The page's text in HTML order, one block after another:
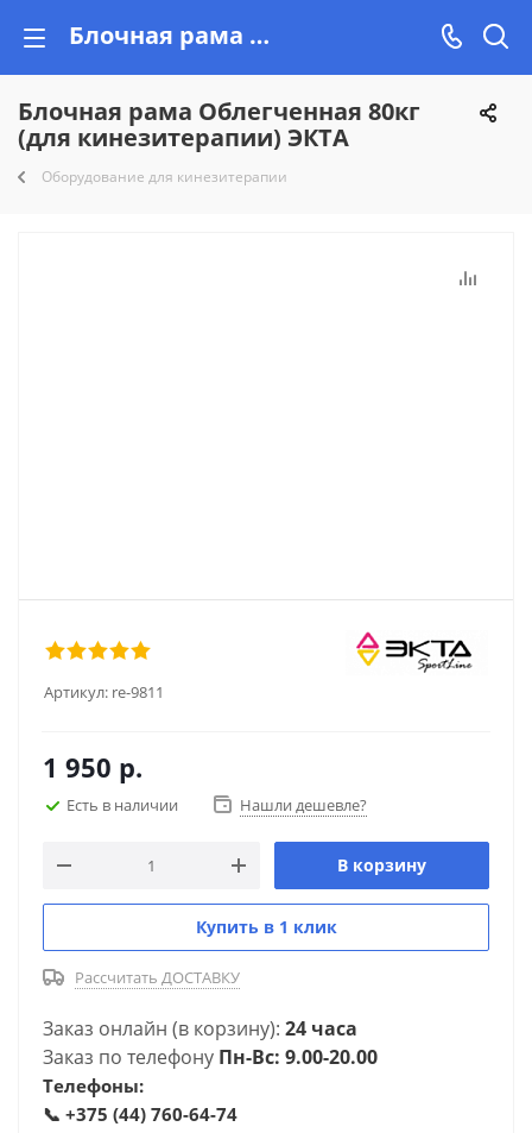
Блочная рама Облегченная 80кг (для кинезитерапии) ЭКТА купить недорого на Vishop.by, рассрочка!
Блочная рама Облегченная 80кг
(для кинезитерапии) ЭКТА
Оборудование для кинезитерапии
Артикул: re-9811
1 950 р.
Есть в наличии Нашли дешевле?
В корзину
Купить в 1 клик
Рассчитать ДОСТАВКУ
Заказ онлайн (в корзину): 24 часа
Заказ по телефону Пн-Вс: 9.00-20.00
Телефоны:
📞 +375 (44) 760-64-74